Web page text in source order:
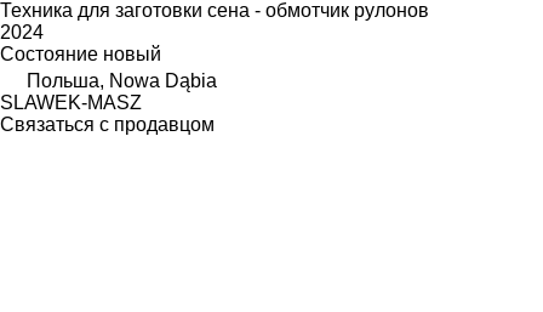
Техника для заготовки сена - обмотчик рулонов
2024
Состояние новый
Польша, Nowa Dąbia
SLAWEK-MASZ
Связаться с продавцом